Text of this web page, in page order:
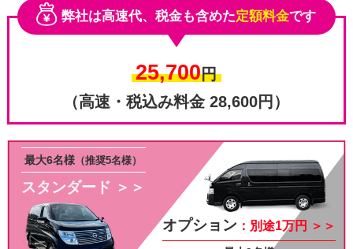
弊社は高速代、税金も含めた定額料金です
25,700円
（高速・税込み料金 28,600円）
スタンダード ＞＞
最大6名様 （推奨5名様）
オプション ：別途1万円 ＞＞